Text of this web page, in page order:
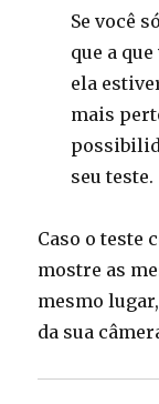
Se você
que a
ela
mais
seu teste.
Caso o teste
mostre as
mesmo
da sua